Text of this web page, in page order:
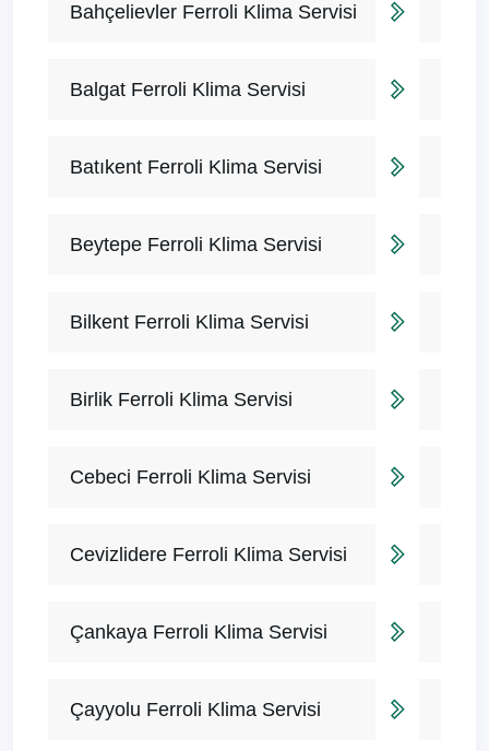
Bahçelievler Ferroli Klima Servisi
Balgat Ferroli Klima Servisi
Batıkent Ferroli Klima Servisi
Beytepe Ferroli Klima Servisi
Bilkent Ferroli Klima Servisi
Birlik Ferroli Klima Servisi
Cebeci Ferroli Klima Servisi
Cevizlidere Ferroli Klima Servisi
Çankaya Ferroli Klima Servisi
Çayyolu Ferroli Klima Servisi